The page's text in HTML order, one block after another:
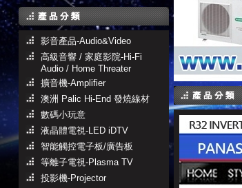
影音產品-Audio&Video
高級音響 / 家庭影院-Hi-Fi
Audio / Home Threater
擴音機-Amplifier
澳洲 Palic Hi-End 發燒線材
數碼小玩意
液晶體電視-LED iDTV
智能觸控電子板/廣告板
等離子電視-Plasma TV
投影機-Projector